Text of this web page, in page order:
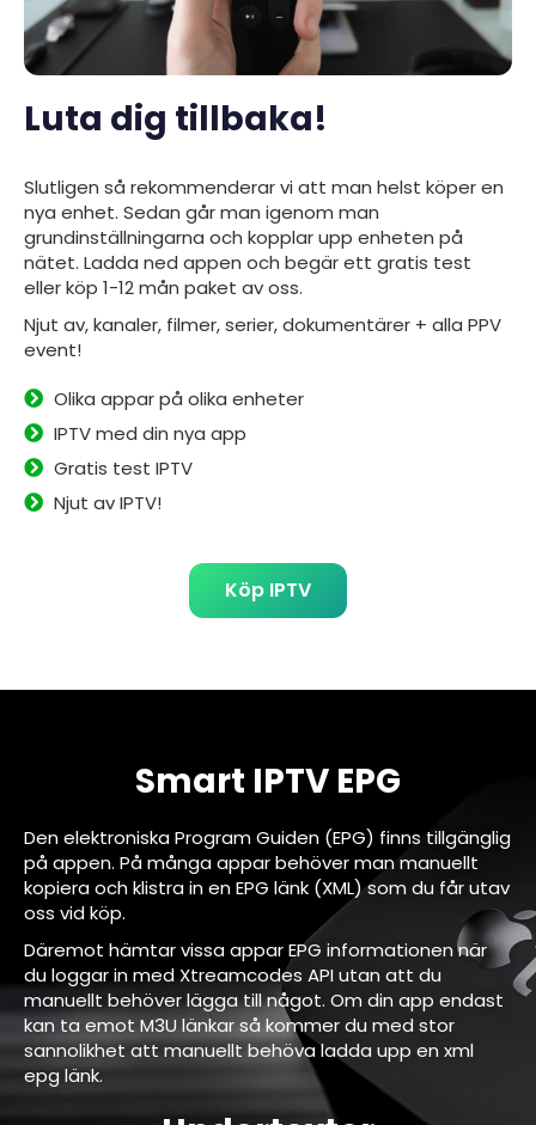
Luta dig tillbaka!
Slutligen så rekommenderar vi att man helst köper en
nya enhet. Sedan går man igenom man
grundinställningarna och kopplar upp enheten på
nätet. Ladda ned appen och begär ett gratis test
eller köp 1-12 mån paket av oss.
Njut av, kanaler, filmer, serier, dokumentärer + alla PPV
event!
Olika appar på olika enheter
IPTV med din nya app
Gratis test IPTV
Njut av IPTV!
Köp IPTV
Smart IPTV EPG
Den elektroniska Program Guiden (EPG) finns tillgänglig
på appen. På många appar behöver man manuellt
kopiera och klistra in en EPG länk (XML) som du får utav
oss vid köp.
Däremot hämtar vissa appar EPG informationen när
du loggar in med Xtreamcodes API utan att du
manuellt behöver lägga till något. Om din app endast
kan ta emot M3U länkar så kommer du med stor
sannolikhet att manuellt behöva ladda upp en xml
epg länk.